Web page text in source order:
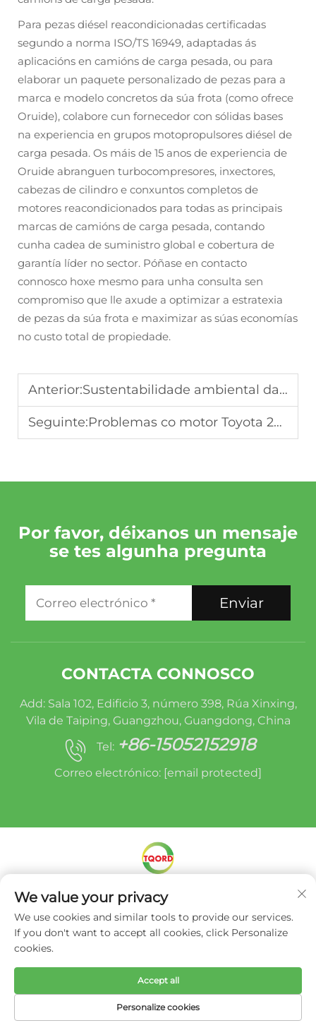
Para pezas diésel reacondicionadas certificadas
segundo a norma ISO/TS 16949, adaptadas ás
aplicacións en camións de carga pesada, ou para
elaborar un paquete personalizado de pezas para a
marca e modelo concretos da súa frota (como ofrece
Oruide), colabore cun fornecedor con sólidas bases
na experiencia en grupos motopropulsores diésel de
carga pesada. Os máis de 15 anos de experiencia de
Oruide abranguen turbocompresores, inxectores,
cabezas de cilindro e conxuntos completos de
motores reacondicionados para todas as principais
marcas de camións de carga pesada, contando
cunha cadea de suministro global e cobertura de
garantía líder no sector. Póñase en contacto
connosco hoxe mesmo para unha consulta sen
compromiso que lle axude a optimizar a estratexia
de pezas da súa frota e maximizar as súas economías
no custo total de propiedade.
Anterior:Sustentabilidade ambiental da reacondición de motores
Seguinte:Problemas co motor Toyota 2AZ (consumo excesivo de aceite, fallo dos parafusos da culata e solucións)
Por favor, déixanos un mensaje
se tes algunha pregunta
Enviar
CONTACTA CONNOSCO
Add: Sala 102, Edificio 3, número 398, Rúa Xinxing,
Vila de Taiping, Guangzhou, Guangdong, China
Tel: +86-15052152918
Correo electrónico: [email protected]
Dereitos de autor © Miracle Oruide (Guangzhou)
Auto Parts Remanufacturing Co., Ltd. -
Política
de privacidade
PÁXINA
PRODUCTOS
CORREO
TEL
We value your privacy
We use cookies and similar tools to provide our services.
If you don't want to accept all cookies, click Personalize
cookies.
Personalize cookies
Accept all